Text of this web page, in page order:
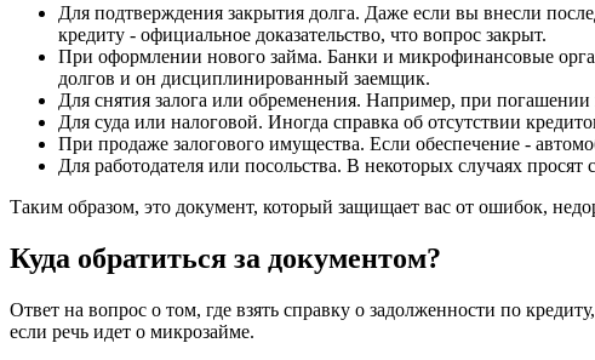
Для подтверждения закрытия долга. Даже если вы внесли
кредиту - официальное доказательство, что вопрос закрыт.
При оформлении нового займа. Банки и микрофинансовые
долгов и он дисциплинированный заемщик.
Для снятия залога или обременения. Например, при погашении
Для суда или налоговой. Иногда справка об отсутствии
При продаже залогового имущества. Если обеспечение -
Для работодателя или посольства. В некоторых случаях
Таким образом, это документ, который защищает вас от ошибок,
Куда обратиться за документом?
Ответ на вопрос о том, где взять справку о задолженности по
если речь идет о микрозайме.